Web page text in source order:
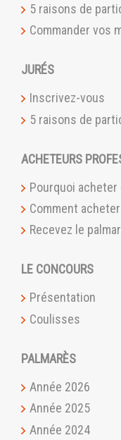
5 raisons de
Commander vos
JURÉS
Inscrivez-vous
5 raisons de
ACHETEURS
Pourquoi
Comment
Recevez le
LE CONCOURS
Présentation
Coulisses
PALMARÈS
Année 2026
Année 2025
Année 2024